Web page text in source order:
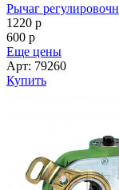
Рычаг
1220 p
600 p
Еще цены
Арт: 79260
Купить